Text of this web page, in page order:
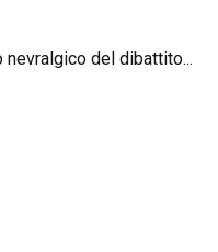
del dibattito...